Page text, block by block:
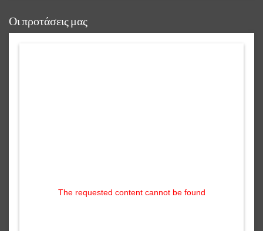
reading data...
Οι προτάσεις μας
The requested content cannot be found